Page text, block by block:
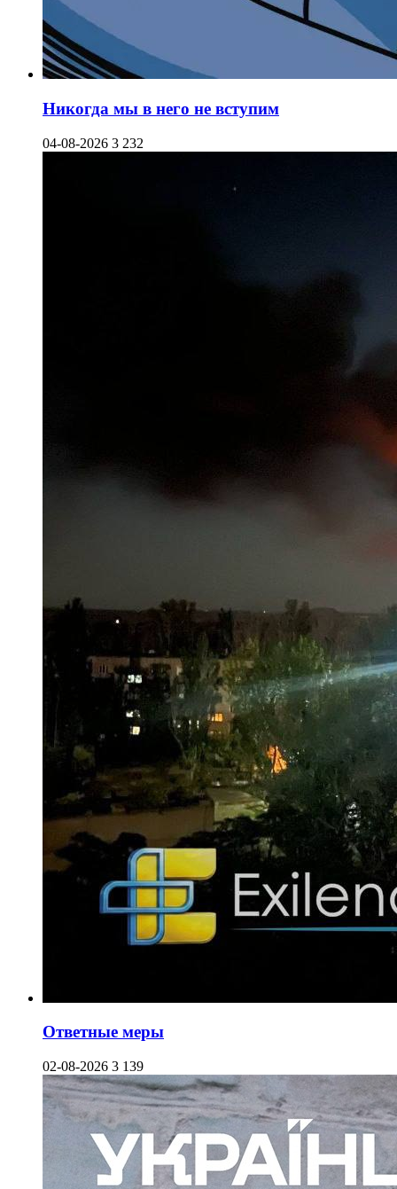
Никогда мы в него не вступим
04-08-2026 3 232
Ответные меры
02-08-2026 3 139